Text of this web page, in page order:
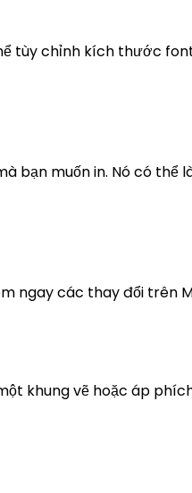
tùy chỉnh kích thước
bạn muốn in. Nó có
ngay các thay đổi trên
khung vẽ hoặc áp